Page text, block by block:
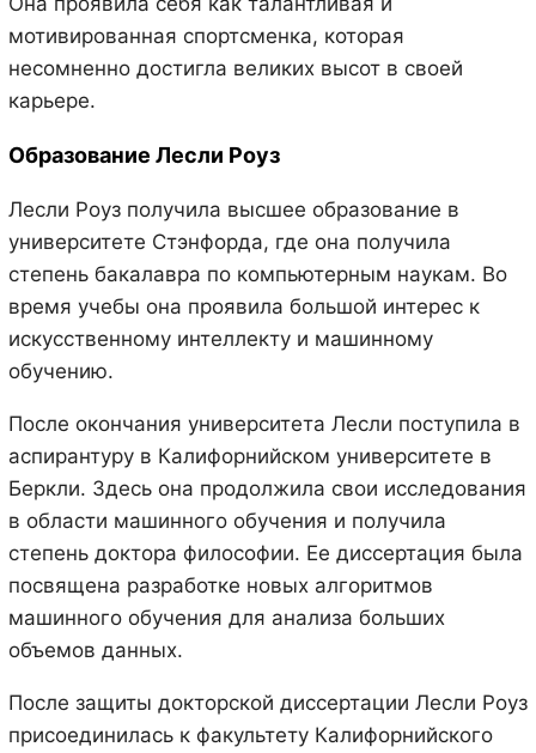
мотивированная спортсменка, которая
несомненно достигла великих высот в своей
карьере.
Образование Лесли Роуз
Лесли Роуз получила высшее образование в
университете Стэнфорда, где она получила
степень бакалавра по компьютерным наукам. Во
время учебы она проявила большой интерес к
искусственному интеллекту и машинному
обучению.
После окончания университета Лесли поступила в
аспирантуру в Калифорнийском университете в
Беркли. Здесь она продолжила свои исследования
в области машинного обучения и получила
степень доктора философии. Ее диссертация была
посвящена разработке новых алгоритмов
машинного обучения для анализа больших
объемов данных.
После защиты докторской диссертации Лесли Роуз
присоединилась к факультету Калифорнийского